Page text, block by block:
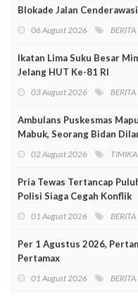
Blokade Jalan
06 August 2026
Ikatan Lima Suku Besar
Jelang HUT Ke-81 RI
03 August 2026
Ambulans Puskesmas
Mabuk, Seorang Bidan
02 August 2026 TIMIKA
Pria Tewas Tertancap
Polisi Siaga Cegah Konflik
01 August 2026
Per 1 Agustus 2026,
Pertamax
01 August 2026